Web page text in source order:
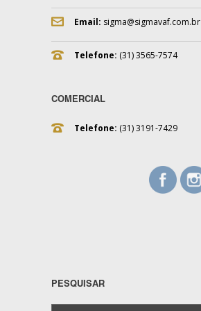
Email: sigma@sigmavaf.com.br
Telefone: (31) 3565-7574
COMERCIAL
Telefone: (31) 3191-7429
PESQUISAR